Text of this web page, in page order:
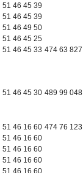
51 46 45 39
51 46 45 39
51 46 49 50
51 46 45 25
51 46 45 33 474 63 827
51 46 45 30 489 99 048
51 46 16 60 474 76 123
51 46 16 60
51 46 16 60
51 46 16 60